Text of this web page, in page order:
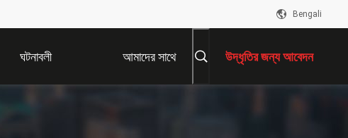
Bengali
ঘটনাবলী আমাদের সাথে উদ্ধৃতির জন্য আবেদন